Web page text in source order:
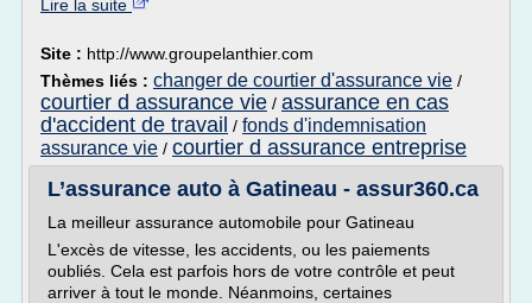
Lire la suite
Site : http://www.groupelanthier.com
Thèmes liés : changer de courtier d'assurance vie /
courtier d assurance vie / assurance en cas
d'accident de travail / fonds d'indemnisation
assurance vie / courtier d assurance entreprise
L’assurance auto à Gatineau - assur360.ca
La meilleur assurance automobile pour Gatineau
L'excès de vitesse, les accidents, ou les paiements
oubliés. Cela est parfois hors de votre contrôle et peut
arriver à tout le monde. Néanmoins, certaines